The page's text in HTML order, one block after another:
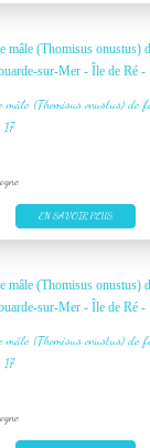
mâle (Thomisus onustus)
sur-Mer - Île de Ré -
EN SAVOIR PLUS
mâle (Thomisus onustus)
sur-Mer - Île de Ré -